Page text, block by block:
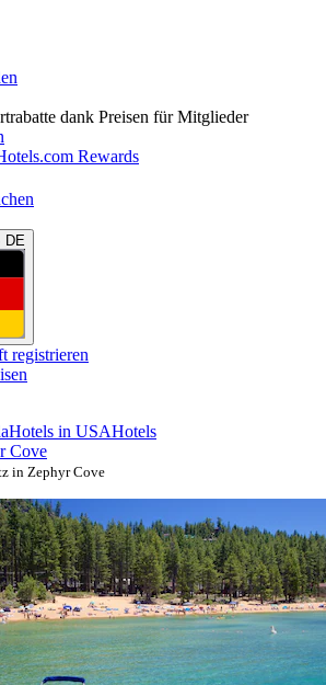
dank Preisen für Mitglieder
Rewards
DE
registrieren
Hotels in USAHotels
Cove
in Zephyr Cove